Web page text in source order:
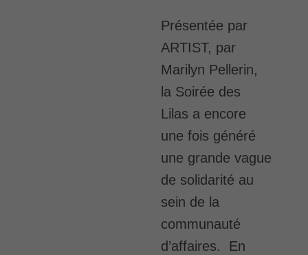
Présentée par
ARTIST, par
Marilyn Pellerin,
la Soirée des
Lilas a encore
une fois généré
une grande vague
de solidarité au
sein de la
communauté
d’affaires. En